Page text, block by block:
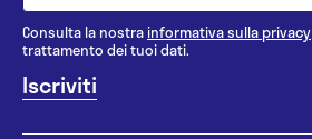
Consulta la nostrainformativa sulla privacy
trattamento dei tuoi dati.